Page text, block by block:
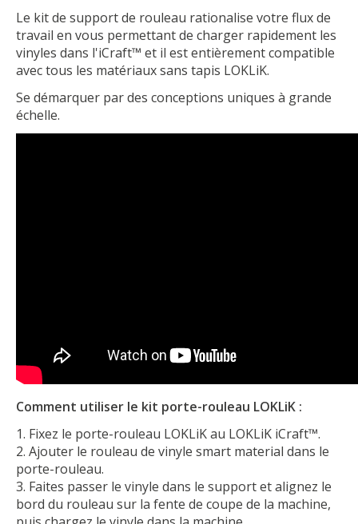
Le kit de support de rouleau rationalise votre flux de
travail en vous permettant de charger rapidement les
vinyles dans l'iCraft™ et il est entièrement compatible
avec tous les matériaux sans tapis LOKLiK.
Se démarquer par des conceptions uniques à grande
échelle.
Comment utiliser le kit porte-rouleau LOKLiK :
Fixez le porte-rouleau LOKLiK au LOKLiK iCraft™.
Ajouter le rouleau de vinyle smart material dans le
porte-rouleau.
Faites passer le vinyle dans le support et alignez le
bord du rouleau sur la fente de coupe de la machine,